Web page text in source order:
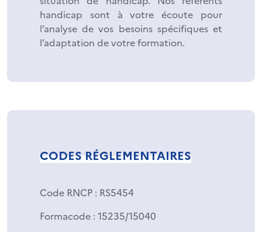
handicap sont à votre écoute pour
l’analyse de vos besoins spécifiques et
l’adaptation de votre formation.
CODES RÉGLEMENTAIRES
Code RNCP : RS5454
Formacode : 15235/15040